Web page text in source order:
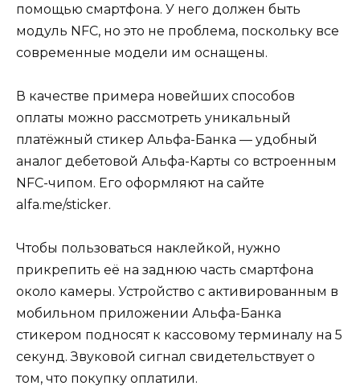
помощью смартфона. У него должен быть
модуль NFC, но это не проблема, поскольку все
современные модели им оснащены.
В качестве примера новейших способов
оплаты можно рассмотреть уникальный
платёжный стикер Альфа-Банка — удобный
аналог дебетовой Альфа-Карты со встроенным
NFC-чипом. Его оформляют на сайте
alfa.me/sticker.
Чтобы пользоваться наклейкой, нужно
прикрепить её на заднюю часть смартфона
около камеры. Устройство с активированным в
мобильном приложении Альфа-Банка
стикером подносят к кассовому терминалу на 5
секунд. Звуковой сигнал свидетельствует о
том, что покупку оплатили.